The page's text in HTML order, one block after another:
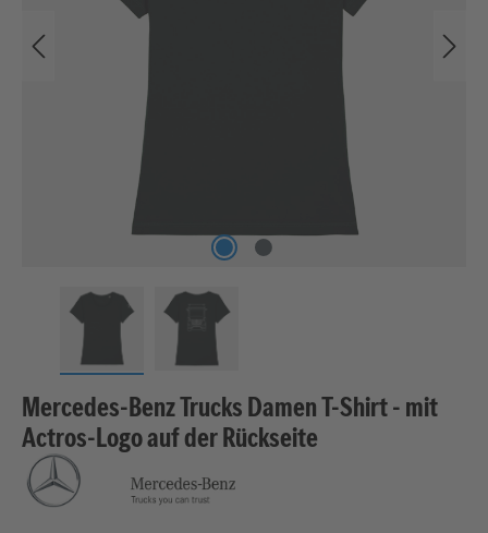
Mercedes-Benz Trucks Damen T-Shirt - mit
Actros-Logo auf der Rückseite